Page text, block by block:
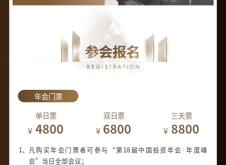
年会门票
单日票
¥ 4800
双日票
¥ 6800
三天票
¥ 8800
1、
凡购买年会门票者可参与“第18届中国投资年会·年度峰
会”当日全部会议；